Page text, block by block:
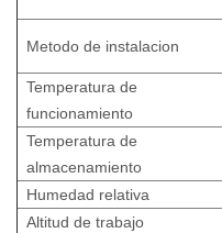
Metodo de instalacion
Temperatura de
funcionamiento
Temperatura de
almacenamiento
Humedad relativa
Altitud de trabajo